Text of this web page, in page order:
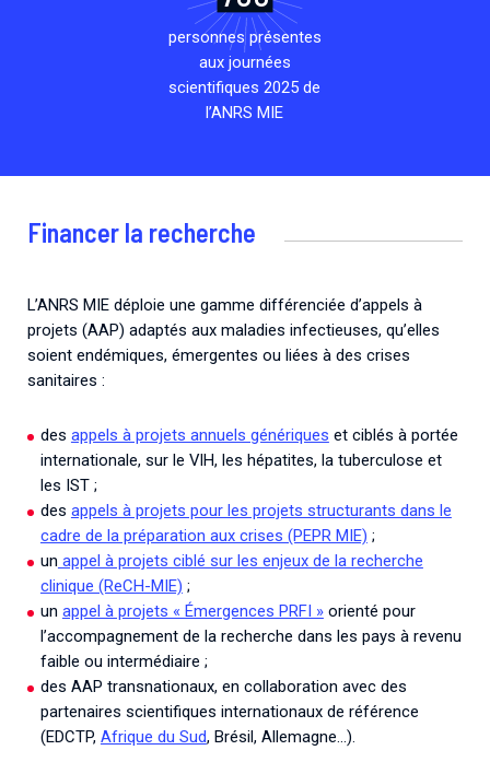
personnes présentes
aux journées
scientifiques 2025 de
l’ANRS MIE
Financer la recherche
L’ANRS MIE déploie une gamme différenciée d’appels à
projets (AAP) adaptés aux maladies infectieuses, qu’elles
soient endémiques, émergentes ou liées à des crises
sanitaires :
des appels à projets annuels génériques et ciblés à portée
internationale, sur le VIH, les hépatites, la tuberculose et
les IST ;
des appels à projets pour les projets structurants dans le
cadre de la préparation aux crises (PEPR MIE) ;
un appel à projets ciblé sur les enjeux de la recherche
clinique (ReCH-MIE) ;
un appel à projets « Émergences PRFI »orienté pour
l’accompagnement de la recherche dans les pays à revenu
faible ou intermédiaire ;
des AAP transnationaux, en collaboration avec des
partenaires scientifiques internationaux de référence
(EDCTP, Afrique du Sud, Brésil, Allemagne…).